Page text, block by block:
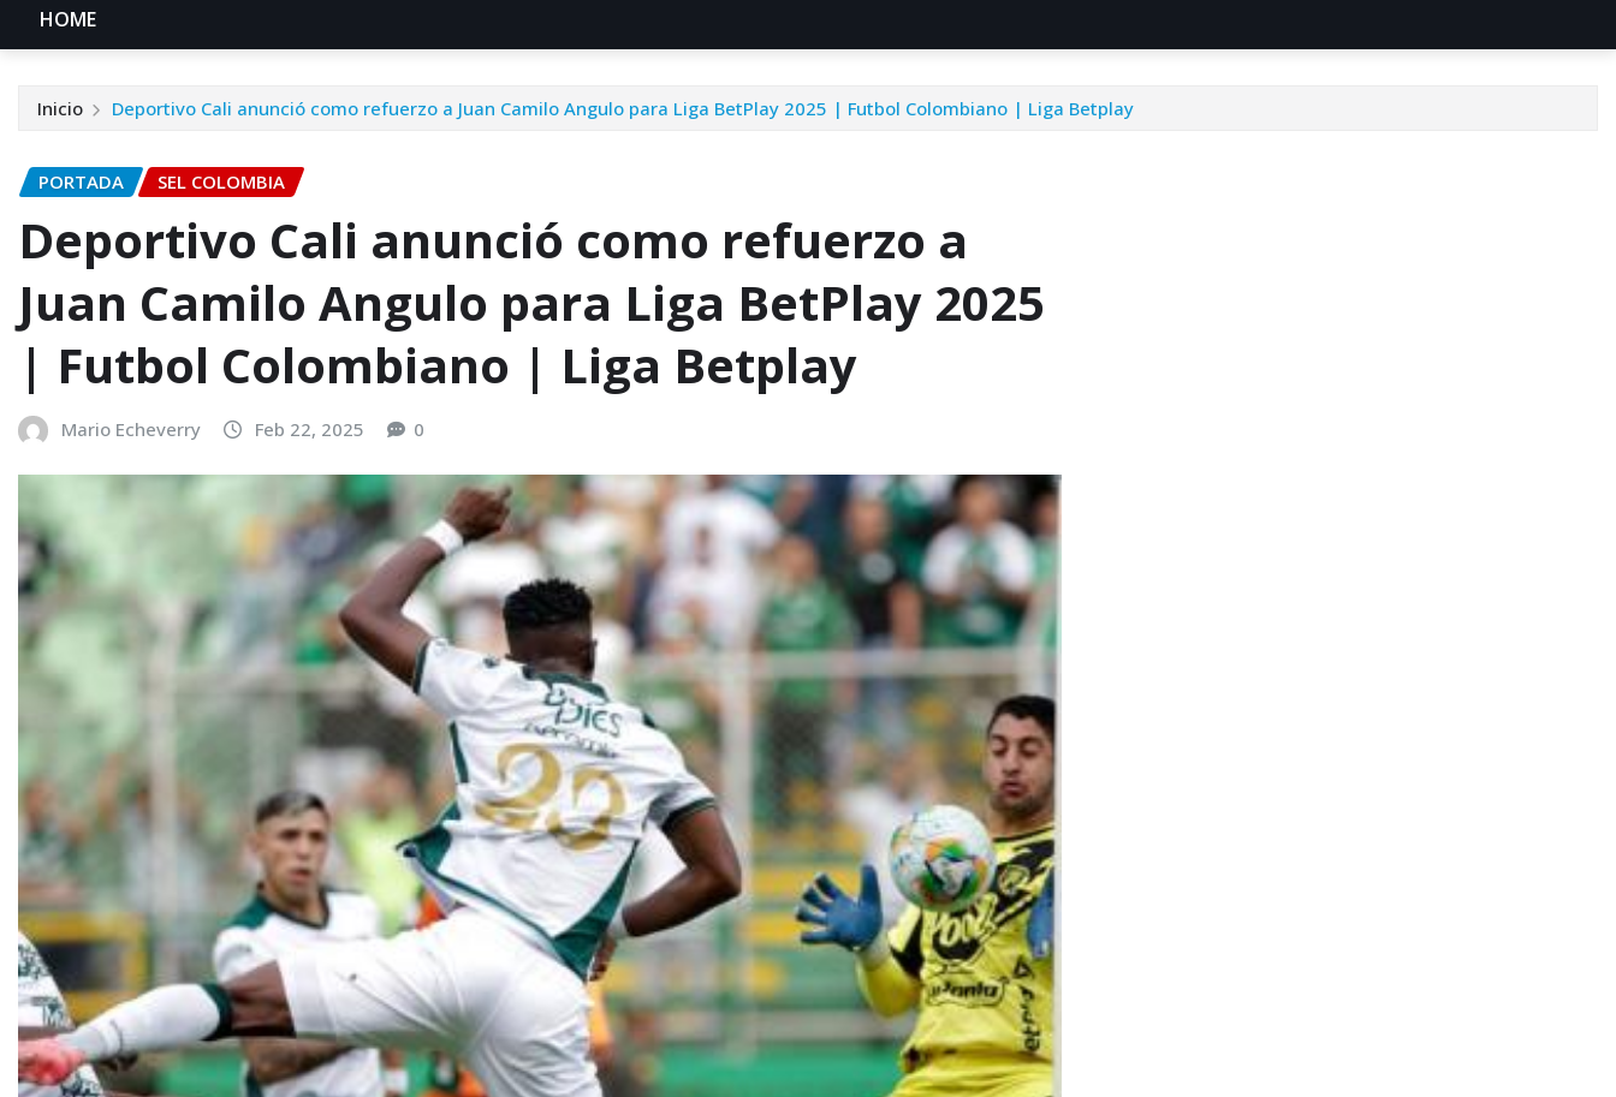
HOME
Inicio Deportivo Cali anunció como refuerzo a Juan Camilo Angulo para Liga BetPlay 2025 | Futbol Colombiano | Liga Betplay
PORTADA SEL COLOMBIA
Deportivo Cali anunció como refuerzo a
Juan Camilo Angulo para Liga BetPlay 2025
| Futbol Colombiano | Liga Betplay
Mario Echeverry Feb 22, 2025 0